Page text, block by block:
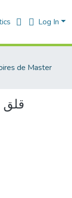
Log In
de Master
قلق